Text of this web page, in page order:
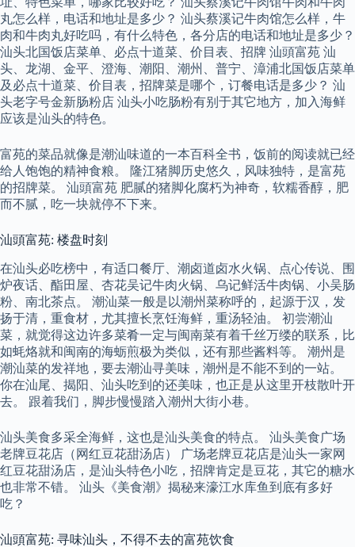
丸怎么样，电话和地址是多少？ 汕头蔡溪记牛肉馆怎么样，牛
肉和牛肉丸好吃吗，有什么特色，各分店的电话和地址是多少？
汕头北国饭店菜单、必点十道菜、价目表、招牌 汕頭富苑 汕
头、龙湖、金平、澄海、潮阳、潮州、普宁、漳浦北国饭店菜单
及必点十道菜、价目表，招牌菜是哪个，订餐电话是多少？ 汕
头老字号金新肠粉店 汕头小吃肠粉有别于其它地方，加入海鲜
应该是汕头的特色。
富苑的菜品就像是潮汕味道的一本百科全书，饭前的阅读就已经
给人饱饱的精神食粮。 隆江猪脚历史悠久，风味独特，是富苑
的招牌菜。 汕頭富苑 肥腻的猪脚化腐朽为神奇，软糯香醇，肥
而不腻，吃一块就停不下来。
汕頭富苑: 楼盘时刻
在汕头必吃榜中，有适口餐厅、潮卤道卤水火锅、点心传说、围
炉夜话、酯田屋、杏花吴记牛肉火锅、乌记鲜活牛肉锅、小吴肠
粉、南北茶点。 潮汕菜一般是以潮州菜称呼的，起源于汉，发
扬于清，重食材，尤其擅长烹饪海鲜，重汤轻油。 初尝潮汕
菜，就觉得这边许多菜肴一定与闽南菜有着千丝万缕的联系，比
如蚝烙就和闽南的海蛎煎极为类似，还有那些酱料等。 潮州是
潮汕菜的发祥地，要去潮汕寻美味，潮州是不能不到的一站。
你在汕尾、揭阳、汕头吃到的还美味，也正是从这里开枝散叶开
去。 跟着我们，脚步慢慢踏入潮州大街小巷。
汕头美食多采全海鲜，这也是汕头美食的特点。 汕头美食广场
老牌豆花店（网红豆花甜汤店） 广场老牌豆花店是汕头一家网
红豆花甜汤店，是汕头特色小吃，招牌肯定是豆花，其它的糖水
也非常不错。 汕头《美食潮》揭秘来濠江水库鱼到底有多好
吃？
汕頭富苑: 寻味汕头，不得不去的富苑饮食